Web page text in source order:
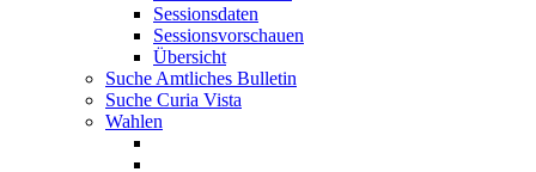
Sessionsdaten
Sessionsvorschauen
Übersicht
Suche Amtliches Bulletin
Suche Curia Vista
Wahlen